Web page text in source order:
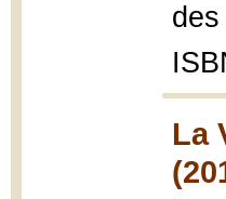
La